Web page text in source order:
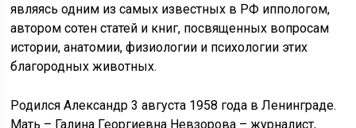
являясь одним из самых известных в РФ иппологом,
автором сотен статей и книг, посвященных вопросам
истории, анатомии, физиологии и психологии этих
благородных животных.
Родился Александр 3 августа 1958 года в Ленинграде.
Мать – Галина Георгиевна Невзорова – журналист,